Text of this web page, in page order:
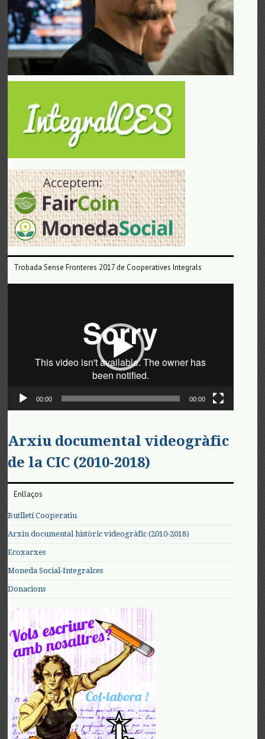
Trobada Sense Fronteres 2017 de Cooperatives Integrals
00:00 00:00
Arxiu documental videogràfic
de la CIC (2010-2018)
Enllaços
Butlletí Cooperatiu
Arxiu documental històric videogràfic (2010-2018)
Ecoxarxes
Moneda Social-Integralces
Donacions